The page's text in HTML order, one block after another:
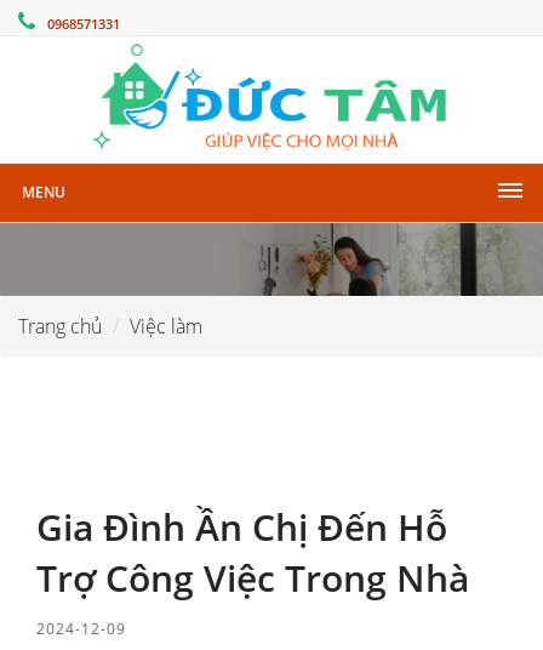
0968571331
MENU
Trang chủ Việc làm
Gia Đình Ần Chị Đến Hỗ
Trợ Công Việc Trong Nhà
2024-12-09